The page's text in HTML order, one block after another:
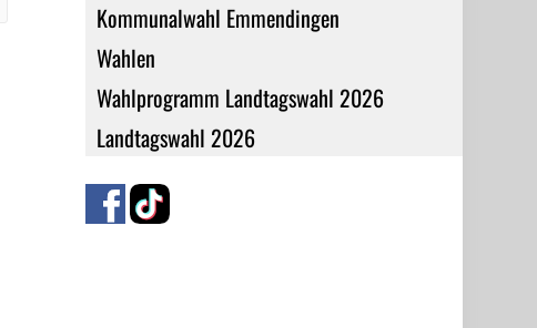
Kommunalwahl Emmendingen
Wahlen
Wahlprogramm Landtagswahl 2026
Landtagswahl 2026